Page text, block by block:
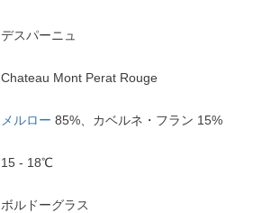
デスパーニュ
Chateau Mont Perat Rouge
メルロー 85%、カベルネ・フラン 15%
15 - 18℃
ボルドーグラス